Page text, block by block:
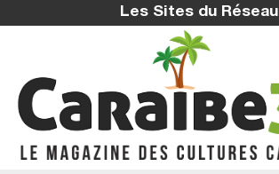
Les Sites du Réseau